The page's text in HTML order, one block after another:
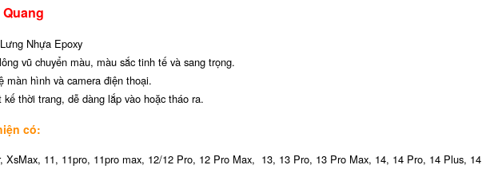
Nhựa Epoxy
vũ chuyển màu, màu sắc tinh tế và sang trọng.
màn hình và camera điện thoại.
thời trang, dễ dàng lắp vào hoặc tháo ra.
có:
XsMax, 11, 11pro, 11pro max, 12/12 Pro, 12 Pro Max, 13, 13 Pro, 13 Pro Max, 14, 14 Pro, 14 Plus, 14